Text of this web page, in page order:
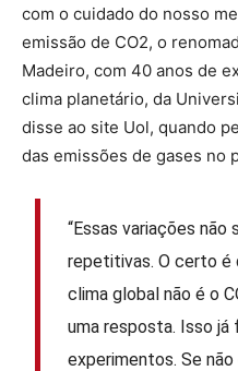
com o cuidado do nosso
emissão de CO2, o
Madeiro, com 40 anos de
clima planetário, da
disse ao site Uol, quando
das emissões de gases no
“Essas variações não
repetitivas. O certo é
clima global não é o
uma resposta. Isso
experimentos. Se